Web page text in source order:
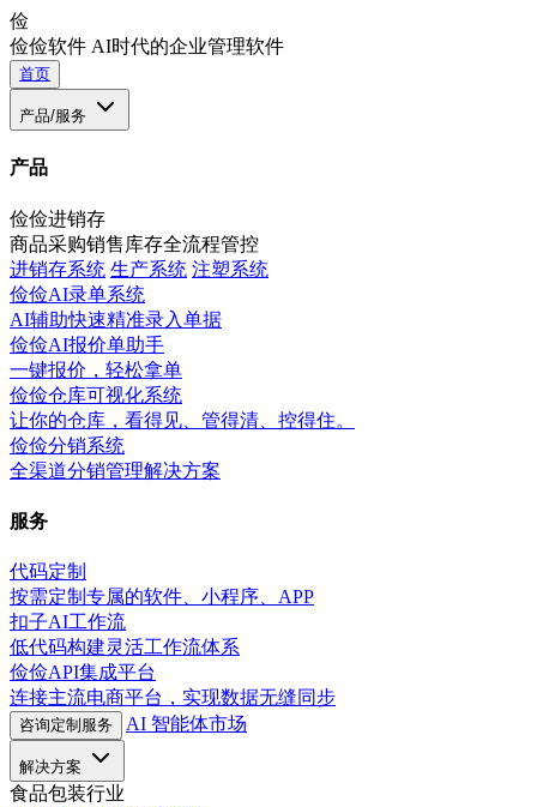
俭
俭俭软件 AI时代的企业管理软件
首页
产品/服务
产品
俭俭进销存
商品采购销售库存全流程管控
进销存系统 生产系统 注塑系统
俭俭AI录单系统
AI辅助快速精准录入单据
俭俭AI报价单助手
一键报价，轻松拿单
俭俭仓库可视化系统
让你的仓库，看得见、管得清、控得住。
俭俭分销系统
全渠道分销管理解决方案
服务
代码定制
按需定制专属的软件、小程序、APP
扣子AI工作流
低代码构建灵活工作流体系
俭俭API集成平台
连接主流电商平台，实现数据无缝同步
咨询定制服务 AI 智能体市场
解决方案
食品包装行业